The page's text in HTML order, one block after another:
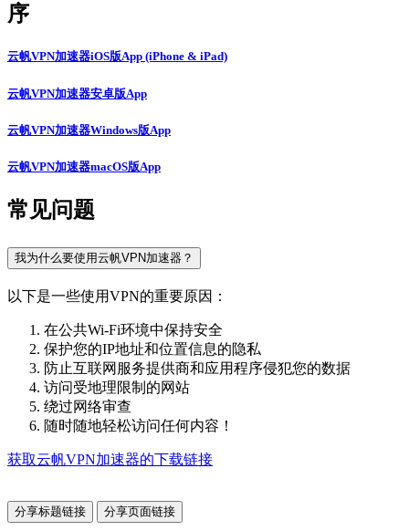
序
云帆VPN加速器iOS版App (iPhone & iPad)
云帆VPN加速器安卓版App
云帆VPN加速器Windows版App
云帆VPN加速器macOS版App
常见问题
我为什么要使用云帆VPN加速器？
以下是一些使用VPN的重要原因：
在公共Wi-Fi环境中保持安全
保护您的IP地址和位置信息的隐私
防止互联网服务提供商和应用程序侵犯您的数据
访问受地理限制的网站
绕过网络审查
随时随地轻松访问任何内容！
获取云帆VPN加速器的下载链接
分享标题链接 分享页面链接